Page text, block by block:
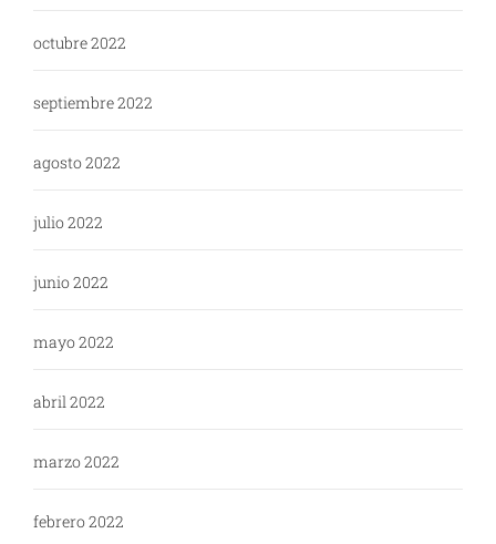
octubre 2022
septiembre 2022
agosto 2022
julio 2022
junio 2022
mayo 2022
abril 2022
marzo 2022
febrero 2022